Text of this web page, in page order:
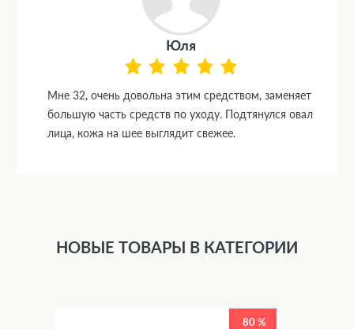
Юля
Мне 32, очень довольна этим средством, заменяет
большую часть средств по уходу. Подтянулся овал
лица, кожа на шее выглядит свежее.
НОВЫЕ ТОВАРЫ В КАТЕГОРИИ
80 %